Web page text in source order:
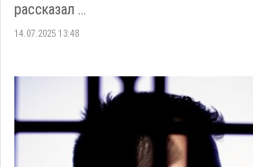
рассказал ...
14.07.2025 13:48